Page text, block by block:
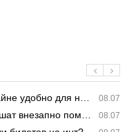
08.07
для нашего часово…
08.07
поменять. https:/…